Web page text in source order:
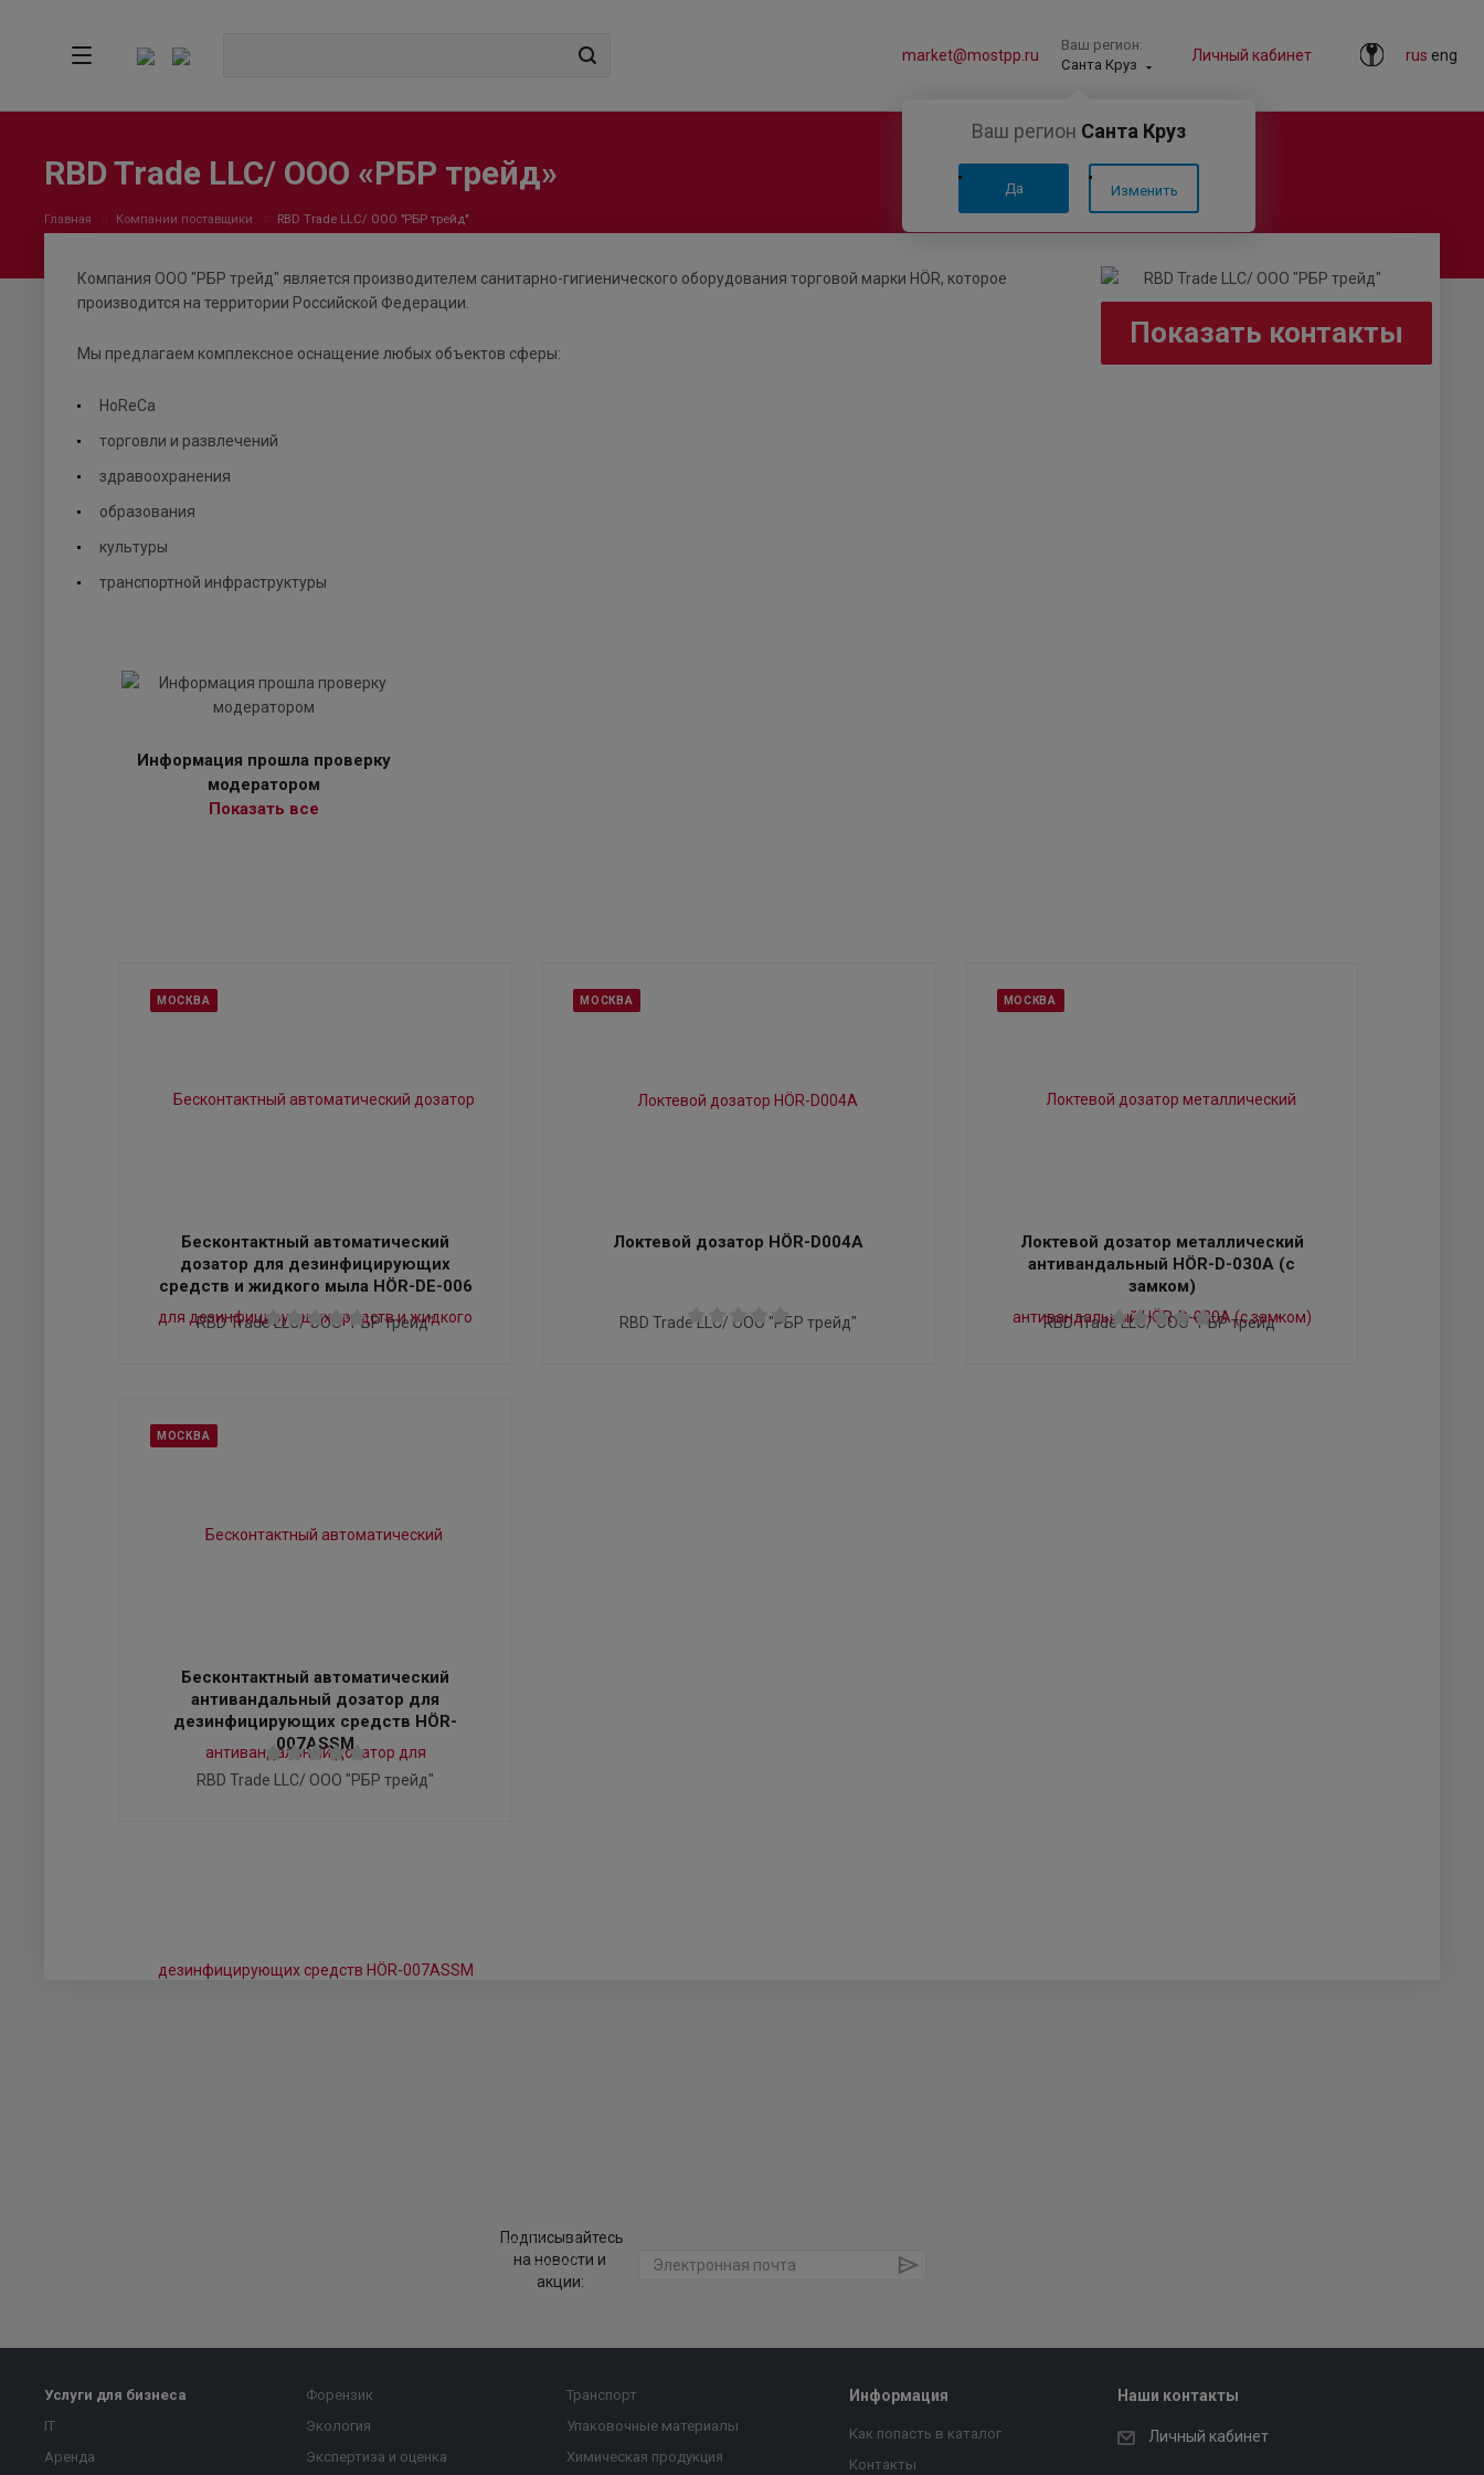
rus eng
Личный кабинет
Ваш регион:
Санта Круз
Ваш регион Санта Круз
Да Изменить
market@mostpp.ru
RBD Trade LLC/ ООО «РБР трейд»
Главная Компании поставщики RBD Trade LLC/ ООО "РБР трейд"
Показать контакты
Компания ООО "РБР трейд" является производителем санитарно-гигиенического оборудования торговой марки HÖR, которое
производится на территории Российской Федерации.
Мы предлагаем комплексное оснащение любых объектов сферы:
HoReCa
торговли и развлечений
здравоохранения
образования
культуры
транспортной инфраструктуры
Информация прошла проверку
модератором
Показать все
МОСКВА
Бесконтактный автоматический
дозатор для дезинфицирующих
средств и жидкого мыла HÖR-DE-006
RBD Trade LLC/ ООО "РБР трейд"
МОСКВА
Локтевой дозатор HÖR-D004A
RBD Trade LLC/ ООО "РБР трейд"
МОСКВА
Локтевой дозатор металлический
антивандальный HÖR-D-030A (с
замком)
RBD Trade LLC/ ООО "РБР трейд"
МОСКВА
Бесконтактный автоматический
антивандальный дозатор для
дезинфицирующих средств HÖR-
007АSSM
RBD Trade LLC/ ООО "РБР трейд"
Подписывайтесь
на новости и
акции:
Услуги для бизнеса
IT
Аренда
Форензик
Экология
Экспертиза и оценка
Транспорт
Упаковочные материалы
Химическая продукция
Информация
Как попасть в каталог
Контакты
Наши контакты
Личный кабинет